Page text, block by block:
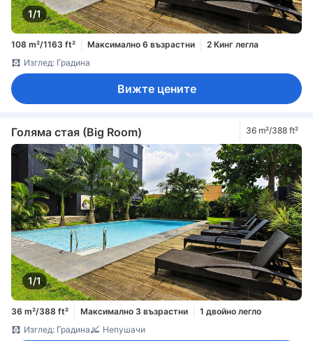
1/1
108 m²/1163 ft² Максимално 6 възрастни
2 Кинг легла
Изглед: Градина
Вижте цените
Голяма стая (Big Room) 36 m²/388 ft²
1/1
36 m²/388 ft² Максимално 3 възрастни
1 двойно легло
Изглед: Градина
Непушачи